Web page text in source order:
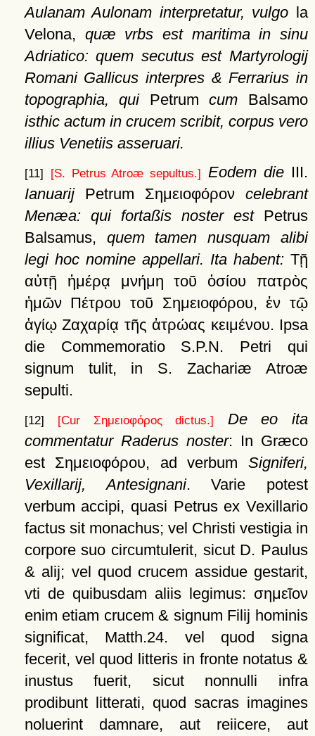
Aulanam Aulonam interpretatur, vulgo la
Velona, quæ vrbs est maritima in sinu
Adriatico: quem secutus est Martyrologij
Romani Gallicus interpres & Ferrarius in
topographia, quiPetrumcum Balsamo
isthic actum in crucem scribit, corpus vero
illius Venetiis asseruari.
[11] [S. Petrus Atroæ sepultus.] Eodem die III.
IanuarijPetrum Σημειοφόρον
celebrant
Menæa: qui fortaßis noster estPetrus
Balsamus, quem tamen nusquam alibi
legi hoc nomine appellari. Ita habent: Τῇ
αὐτῇ
ἡμέρᾳ μνήμη τοῦ ὁσίου
πατρὸς
ἡμῶν Πέτρου τοῦ Σημειοφόρου, ἐν τῷ
ἁγίῳ Ζαχαρίᾳ τῆς ἀτρώας κειμένου. Ipsa
die Commemoratio S.P.N. Petri qui
signum tulit, in S. Zachariæ Atroæ
sepulti.
[12] [Cur Σημειοφόροςdictus.]
De eo ita
commentatur Raderus noster: In Græco
est Σημειοφόρου, ad verbum Signiferi,
Vexillarij, Antesignani. Varie potest
verbum accipi, quasi Petrus ex Vexillario
factus sit monachus; vel Christi vestigia in
corpore suo circumtulerit, sicut D. Paulus
& alij; vel quod crucem assidue gestarit,
vti de quibusdam aliis legimus: σημεῖον
enim etiam crucem & signum Filij hominis
significat, Matth.24. vel quod signa
fecerit, vel quod litteris in fronte notatus &
inustus fuerit, sicut nonnulli infra
prodibunt litterati, quod sacras imagines
noluerint damnare, aut reiicere, aut